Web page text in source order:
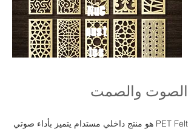
NuC
oust
ics
الصوت والصمت
PET Felt هو منتج داخلي مستدام يتميز بأداء صوتي